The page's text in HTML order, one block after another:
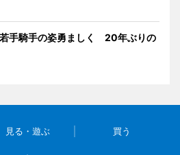
手騎手の姿勇ましく 20年ぶりの
見る・遊ぶ 買う